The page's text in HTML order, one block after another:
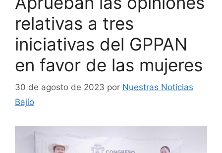
relativas a tres
iniciativas del GPPAN
en favor de las mujeres
30 de agosto de 2023 por Nuestras Noticias
Bajío